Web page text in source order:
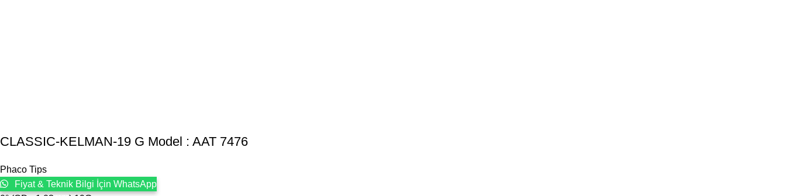
CLASSIC-KELMAN-19 G Model : AAT 7476
Phaco Tips
Fiyat & Teknik Bilgi İçin WhatsApp